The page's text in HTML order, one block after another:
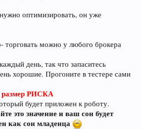
оптимизировать, он уже
торговать можно у любого брокера
день, так что запаситесь
хорошие. Прогоните в тестере сами
РИСКА
будет приложен к роботу.
это значение и ваш сон будет
как сон младенца